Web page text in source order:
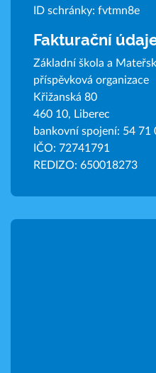
ID schránky: fvtmn8e
Fakturační
Základní škola a
příspěvková organizace
Křižanská 80
460 10, Liberec
bankovní spojení: 54
IČO: 72741791
REDIZO: 650018273